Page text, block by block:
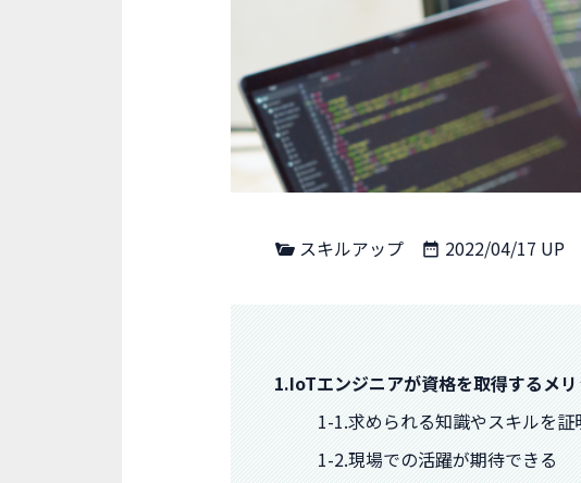
スキルアップ 2022/04/17 UP
1.IoTエンジニアが資格を取得するメリ
1-1.求められる知識やスキルを証
1-2.現場での活躍が期待できる